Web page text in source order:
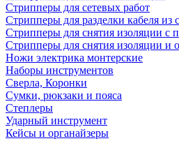
Стрипперы для сетевых работ
Стрипперы для разделки кабеля из
Cтрипперы для снятия изоляции с
Стрипперы для снятия изоляции и
Ножи электрика монтерские
Наборы инструментов
Сверла, Коронки
Сумки, рюкзаки и пояса
Степлеры
Ударный инструмент
Кейсы и органайзеры